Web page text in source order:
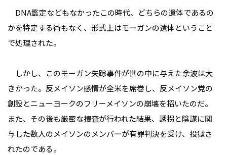
DNA鑑定などもなかったこの時代、どちらの遺体であるの
かを特定する術もなく、形式上はモーガンの遺体ということ
で処理された。
しかし、このモーガン失踪事件が世の中に与えた余波は大
きかった。反メイソン感情が全米を席巻し、反メイソン党の
創設とニューヨークのフリーメイソンの崩壊を招いたのだ。
また、その後も厳密な捜査が行われた結果、誘拐と陰謀に関
与した数人のメイソンのメンバーが有罪判決を受け、投獄さ
れたのである。